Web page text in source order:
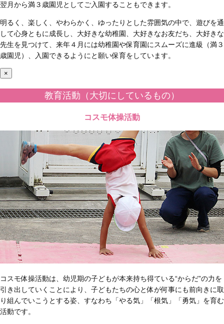
翌月から満３歳園児としてご入園することもできます。
明るく、楽しく、やわらかく、ゆったりとした雰囲気の中で、遊びを通
して心身ともに成長し、大好きな幼稚園、大好きなお友だち、大好きな
先生を見つけて、来年４月には幼稚園や保育園にスムーズに進級（満３
歳園児）、入園できるようにと願い保育をしています。
×
教育活動（大切にしているもの）
コスモ体操活動
コスモ体操活動は、幼児期の子どもが本来持ち得ている“からだ”の力を
引き出していくことにより、子どもたちの心と体が何事にも前向きに取
り組んでいこうとする姿、すなわち「やる気」「根気」「勇気」を育む
活動です。